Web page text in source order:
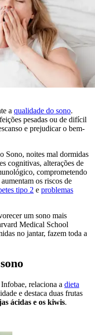
a qualidade do sono.
pesadas ou de difícil
e prejudicar o bem-
Sono, noites mal dormidas
cognitivas, alterações de
comprometendo
os riscos de
tipo 2 e problemas
um sono mais
Medical School
no jantar, fazem toda a
relaciona a dieta
e destaca duas frutas
ácidas e os kiwis.